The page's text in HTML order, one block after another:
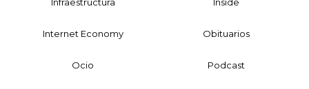
Internet Economy Obituarios
Ocio Podcast